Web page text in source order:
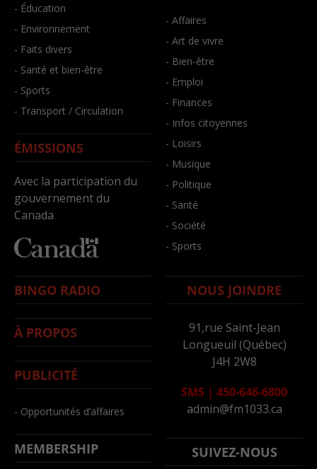
- Éducation
- Environnement
- Faits divers
- Santé et bien-être
- Sports
- Transport / Circulation
ÉMISSIONS
Avec la participation du
gouvernement du
Canada
- Affaires
- Art de vivre
- Bien-être
- Emploi
- Finances
- Infos citoyennes
- Loisirs
- Musique
- Politique
- Santé
- Société
- Sports
BINGO RADIO
À PROPOS
PUBLICITÉ
- Opportunités d’affaires
MEMBERSHIP
NOUS JOINDRE
91,rue Saint-Jean
Longueuil (Québec)
J4H 2W8
SMS | 450-646-6800
admin@fm1033.ca
SUIVEZ-NOUS